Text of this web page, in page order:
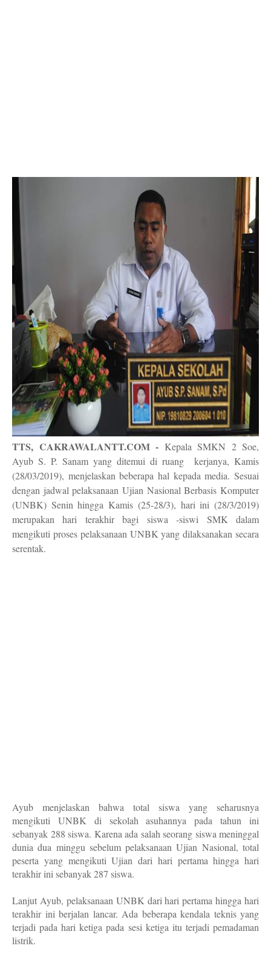
TTS, CAKRAWALANTT.COM - Kepala SMKN 2 Soe,
Ayub S. P. Sanam yang ditemui di ruang kerjanya, Kamis
(28/03/2019), menjelaskan beberapa hal kepada media. Sesuai
dengan jadwal pelaksanaan Ujian Nasional Berbasis Komputer
(UNBK) Senin hingga Kamis (25-28/3), hari ini (28/3/2019)
merupakan hari terakhir bagi siswa -siswi SMK dalam
mengikuti proses pelaksanaan UNBK yang dilaksanakan secara
serentak.
Ayub menjelaskan bahwa total siswa yang seharusnya
mengikuti UNBK di sekolah asuhannya pada tahun ini
sebanyak 288 siswa. Karena ada salah seorang siswa meninggal
dunia dua minggu sebelum pelaksanaan Ujian Nasional, total
peserta yang mengikuti Ujian dari hari pertama hingga hari
terakhir ini sebanyak 287 siswa.
Lanjut Ayub, pelaksanaan UNBK dari hari pertama hingga hari
terakhir ini berjalan lancar. Ada beberapa kendala teknis yang
terjadi pada hari ketiga pada sesi ketiga itu terjadi pemadaman
listrik.